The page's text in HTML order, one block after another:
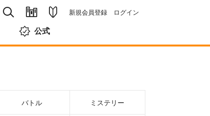
新規会員登録 ログイン
公式
バトル ミステリー